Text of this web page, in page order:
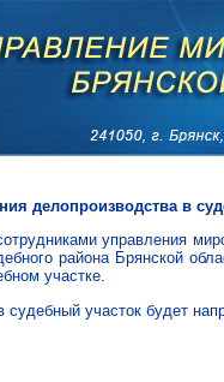
делопроизводства в
управления
района Брянской
участке.
судебный участок будет